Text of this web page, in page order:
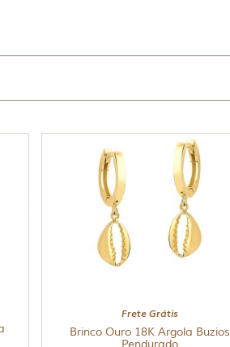
Frete Grátis
Brinco Ouro 18K Argola Buzios